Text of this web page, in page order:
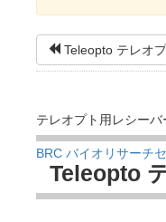
Teleopto テレオ
テレオプト用レシーバ
BRC バイオリサーチ
Teleopto